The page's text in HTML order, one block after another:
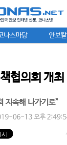
나스마당 안보
협의회 개최
지속해 나가기로”
06-13 오후